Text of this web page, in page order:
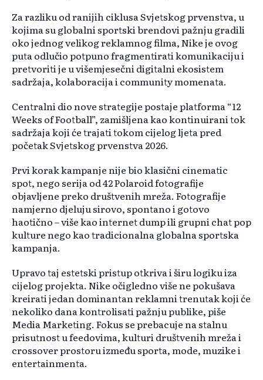
Za razliku od ranijih ciklusa Svjetskog prvenstva, u
kojima su globalni sportski brendovi pažnju gradili
oko jednog velikog reklamnog filma, Nike je ovog
puta odlučio potpuno fragmentirati komunikaciju i
pretvoriti je u višemjesečni digitalni ekosistem
sadržaja, kolaboracija i community momenata.
Centralni dio nove strategije postaje platforma “12
Weeks of Football”, zamišljena kao kontinuirani tok
sadržaja koji će trajati tokom cijelog ljeta pred
početak Svjetskog prvenstva 2026.
Prvi korak kampanje nije bio klasični cinematic
spot, nego serija od 42 Polaroid fotografije
objavljene preko društvenih mreža. Fotografije
namjerno djeluju sirovo, spontano i gotovo
haotično – više kao internet dump ili grupni chat pop
kulture nego kao tradicionalna globalna sportska
kampanja.
Upravo taj estetski pristup otkriva i širu logiku iza
cijelog projekta. Nike očigledno više ne pokušava
kreirati jedan dominantan reklamni trenutak koji će
nekoliko dana kontrolisati pažnju publike, piše
Media Marketing. Fokus se prebacuje na stalnu
prisutnost u feedovima, kulturi društvenih mreža i
crossover prostoru između sporta, mode, muzike i
entertainmenta.